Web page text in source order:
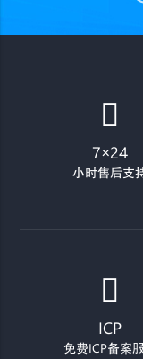
7×24
小时售后支
ICP
免费ICP备案